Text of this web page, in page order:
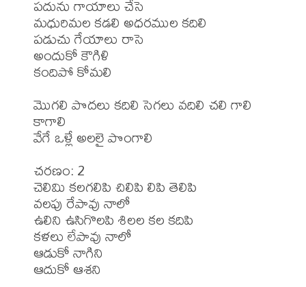
పదును గాయాలు చేసె
మధురిమల కడలి అధరముల కదిలి
పడుచు గేయాలు రాసె
అందుకో కౌగిళి
కందిపో కోమలి
మొగలి పొదలు కదిలి సెగలు వదిలి చలి గాలి
కాగాలి
వేగే ఒళ్లే అలలై పొంగాలి
చరణం: 2
చెలిమి కలగలిపి చిలిపి లిపి తెలిపి
వలపు రేపావు నాలో
ఉలిని ఉసిగొలపి శిలల కల కదిపి
కళలు లేపావు నాలో
ఆడుకో నాగిని
ఆదుకో ఆశని